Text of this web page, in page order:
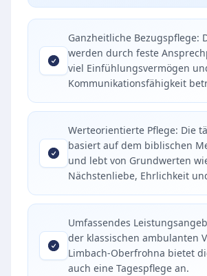
Ganzheitliche Bezugspflege:
werden durch feste
viel Einfühlungsvermögen
Kommunikationsfähigkeit
Werteorientierte Pflege: Die
basiert auf dem biblischen
und lebt von Grundwerten
Nächstenliebe, Ehrlichkeit
Umfassendes
der klassischen ambulanten
Limbach-Oberfrohna bietet
auch eine Tagespflege an.